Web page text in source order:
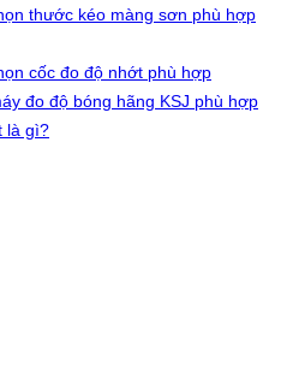
thước kéo màng sơn phù hợp
cốc đo độ nhớt phù hợp
đo độ bóng hãng KSJ phù hợp
là gì?